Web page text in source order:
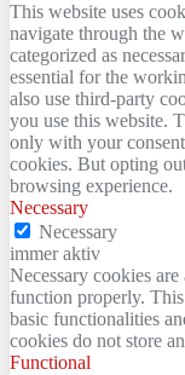
This website uses
navigate through the
categorized as
essential for the
also use third-party
you use this website.
only with your
cookies. But opting
browsing experience.
Necessary
Necessary
immer aktiv
Necessary cookies
function properly.
basic functionalities
cookies do not store
Functional